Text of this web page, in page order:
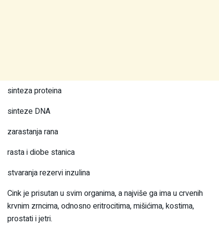
sinteza proteina
sinteze DNA
zarastanja rana
rasta i diobe stanica
stvaranja rezervi inzulina
Cink je prisutan u svim organima, a najviše ga ima u crvenih
krvnim zrncima, odnosno eritrocitima, mišićima, kostima,
prostati i jetri.